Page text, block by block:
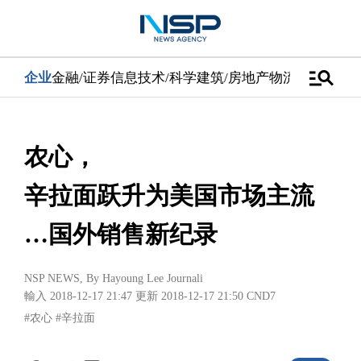
企业金融/证券信息技术/科学建筑/房地产物流/配送汽车
manage_search
农心，
辛拉面跃升为美国市场主流
…国外销售新纪录
NSP NEWS, By Hayoung Lee Journali
輸入 2018-12-17 21:47 更新 2018-12-17 21:50 CND7
#农心 #辛拉面